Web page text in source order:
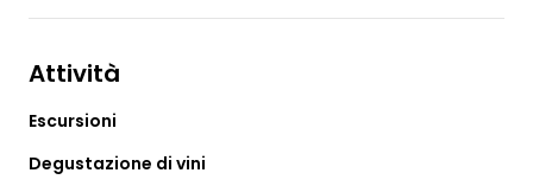
Attività
Escursioni
Degustazione di vini